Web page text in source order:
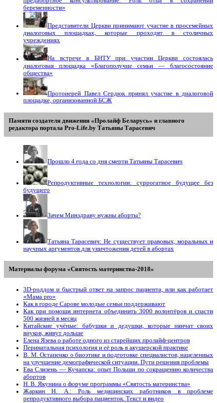
беременности»
Представители Церкви принимают участие в просемейных
диалоговых площадках, которые проходят в столичных
учреждениях
На встрече в БНТУ при участии Церкви состоялась
диалоговая площадка «Благополучие семьи — благосостояние
общества»
Протоиерей Павел Сердюк принял участие в диалоговой
площадке, организованной БСЖ
Памяти создателя движения «Пролайф Беларусь» и главного
редактора портала Pro-Life.by Tатьяны Tарасевич
Прошло 4 года со дня смерти Татьяны Тарасевич
Репродуктивные технологии: суррогатное будущее без
будущего
Зачем Минздраву нужны аборты?
Татьяна Тарасевич: Не существует правовых, моральных и
научных аргументов для уничтожения детей в абортах
Материалы форума «Святость материнства-2018»
3D-роддом и быстрый ответ на запрос пациента, или как работает
«Мама prо»
Как в городе Сарове молодые семьи поддерживают
Как при помощи интернета объединить 3000 волонтёров и спасти
500 жизней в месяц
Китайские учёные: бабушки и дедушки, которые нянчат своих
внуков, живут дольше
Елена Язева о работе одного из старейших пролайф-центров
Перинатальная психология и её роль в акушерской практике
В. М. Остапенко о биоэтике и подготовке специалистов, нацеленных
на улучшение демографической ситуации. Пути решения проблемы
Ева Слизень — Кучапска: опыт Польши по сокращению количества
абортов
Н. В. Якунина о форуме программы «Святость материнства»
Жаркин Н. А.: Роль медицинских работников в проблеме
репродуктивного выбора пациенток. Tекст и видео